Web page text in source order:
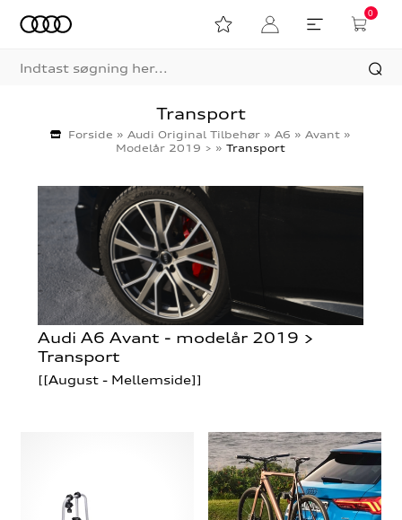
0
Transport
Forside »Audi Original Tilbehør »A6 »Avant »
Modelår 2019 > »Transport
Audi A6 Avant - modelår 2019 >
Transport
[[August - Mellemside]]